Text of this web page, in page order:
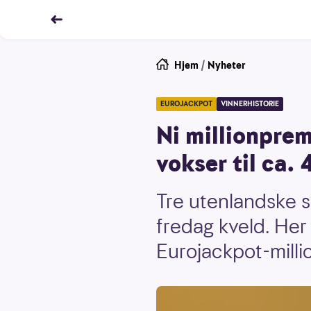
Hjem / Nyheter
EUROJACKPOT VINNERHISTORIE
Ni
vokser til ca.
Tre utenlandske
fredag kveld.
Eurojackpot-